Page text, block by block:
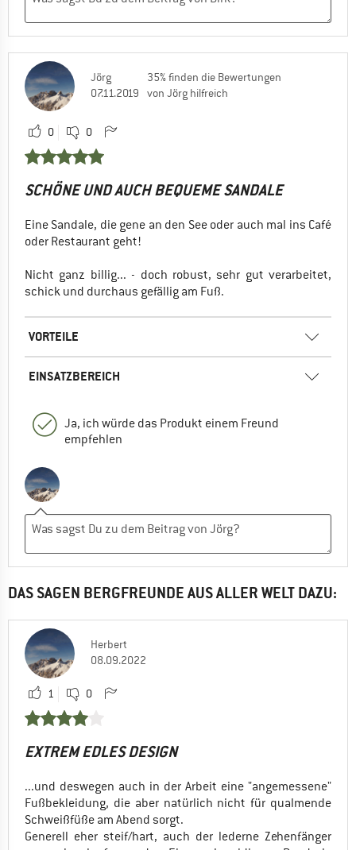
Jörg
07.11.2019
35% finden die Bewertungen
von Jörg hilfreich
0 0
SCHÖNE UND AUCH BEQUEME SANDALE
Eine Sandale, die gene an den See oder auch mal ins Café
oder Restaurant geht!
Nicht ganz billig... - doch robust, sehr gut verarbeitet,
schick und durchaus gefällig am Fuß.
VORTEILE
EINSATZBEREICH
Ja, ich würde das Produkt einem Freund
empfehlen
DAS SAGEN BERGFREUNDE AUS ALLER WELT DAZU:
Herbert
08.09.2022
1 0
EXTREM EDLES DESIGN
...und deswegen auch in der Arbeit eine "angemessene"
Fußbekleidung, die aber natürlich nicht für qualmende
Schweißfüße am Abend sorgt.
Generell eher steif/hart, auch der lederne Zehenfänger